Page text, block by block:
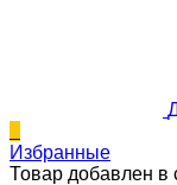
Избранные
Товар добавлен в